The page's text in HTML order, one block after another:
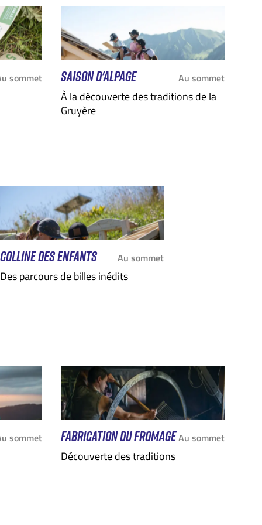
sommet SAISON D'ALPAGE Au sommet
À la découverte des traditions de la
Gruyère
COLLINE DES ENFANTS Au sommet
Des parcours de billes inédits
sommet FABRICATION DU FROMAGEAu sommet
Découverte des traditions